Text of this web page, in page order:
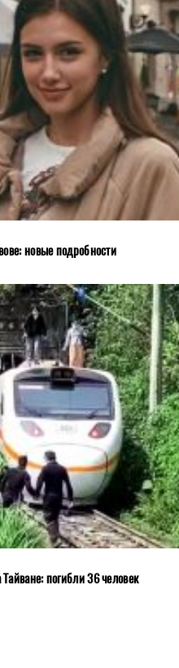
новые подробности
погибли 36 человек